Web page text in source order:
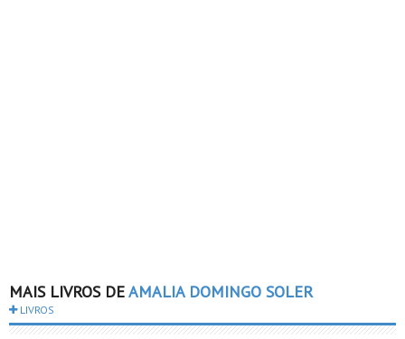
MAIS LIVROS DEAMALIA DOMINGO SOLER
LIVROS